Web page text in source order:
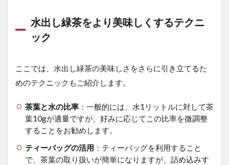
注
す
す
の
水
選
び
5.1
水質
水出し緑茶をより美味しくするテクニ
ック
ここでは、水出し緑茶の美味しさをさらに引き立てるた
めのテクニックもご紹介します。
茶葉と水の比率：一般的には、水1リットルに対して茶
葉10gが適量ですが、好みに応じてこの比率を微調整
することをお勧めします。
ティーバッグの活用 ：ティーバッグを利用すること
で、茶葉の取り扱いが簡単になりますが、詰め込みす